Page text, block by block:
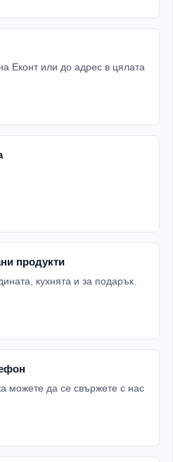
Еконт или до адрес в цялата
продукти
кухнята и за подарък.
можете да се свържете с нас